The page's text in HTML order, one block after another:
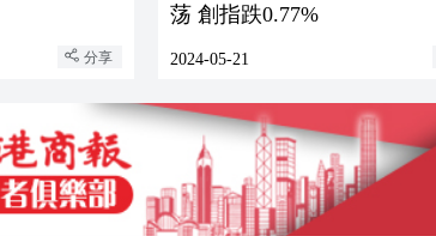
分享
荡 創指跌0.77%
2024-05-21